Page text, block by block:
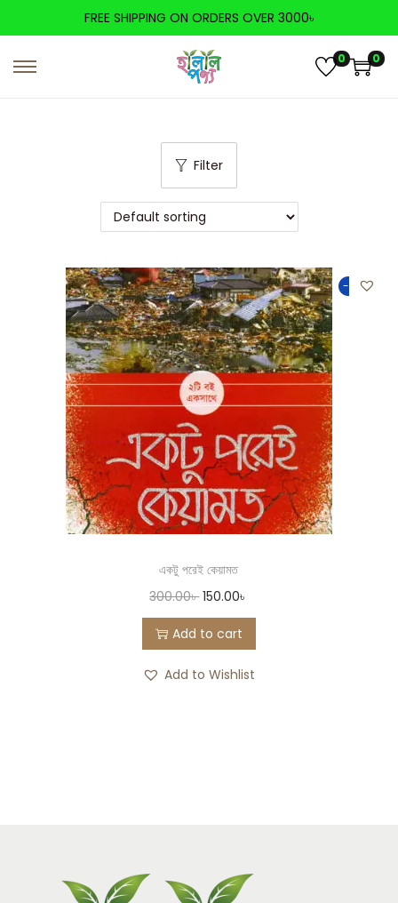
FREE SHIPPING ON ORDERS OVER 3000৳
0 0
Filter
-50%
একটু পরেই কেয়ামত
300.00৳ 150.00৳
Add to cart
Add to Wishlist